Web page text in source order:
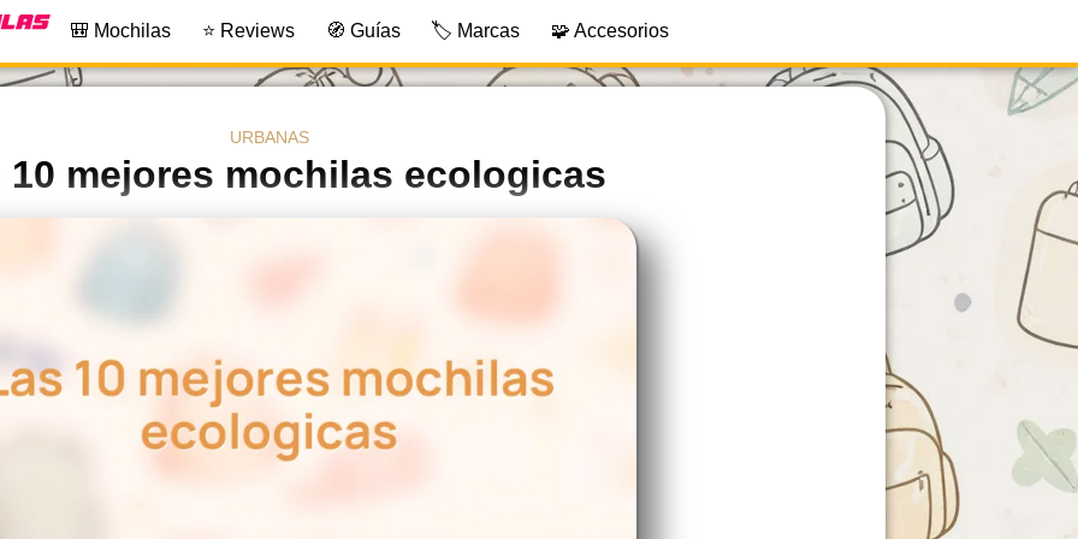
🎒 Mochilas ⭐ Reviews 🧭 Guías 🏷️ Marcas 🧩 Accesorios
URBANAS
10 mejores mochilas ecologicas